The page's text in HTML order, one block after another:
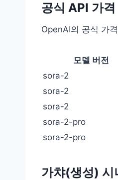
공식 API 가
OpenAI의 공식 가
모델 버전
sora-2
sora-2
sora-2
sora-2-pro
sora-2-pro
가챠(생성) 시